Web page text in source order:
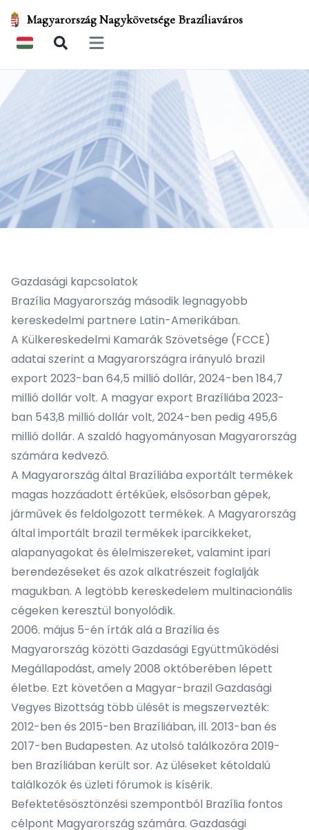
Magyarország Nagykövetsége Brazíliaváros
Open main menu
Gazdasági kapcsolatok
Brazília Magyarország második legnagyobb
kereskedelmi partnere Latin-Amerikában.
A Külkereskedelmi Kamarák Szövetsége (FCCE)
adatai szerint a Magyarországra irányuló brazil
export 2023-ban 64,5 millió dollár, 2024-ben 184,7
millió dollár volt. A magyar export Brazíliába 2023-
ban 543,8 millió dollár volt, 2024-ben pedig 495,6
millió dollár. A szaldó hagyományosan Magyarország
számára kedvező.
A Magyarország által Brazíliába exportált termékek
magas hozzáadott értékűek, elsősorban gépek,
járművek és feldolgozott termékek. A Magyarország
által importált brazil termékek iparcikkeket,
alapanyagokat és élelmiszereket, valamint ipari
berendezéseket és azok alkatrészeit foglalják
magukban. A legtöbb kereskedelem multinacionális
cégeken keresztül bonyolódik.
2006. május 5-én írták alá a Brazília és
Magyarország közötti Gazdasági Együttműködési
Megállapodást, amely 2008 októberében lépett
életbe. Ezt követően a Magyar-brazil Gazdasági
Vegyes Bizottság több ülését is megszervezték:
2012-ben és 2015-ben Brazíliában, ill. 2013-ban és
2017-ben Budapesten. Az utolsó találkozóra 2019-
ben Brazíliában került sor. Az üléseket kétoldalú
találkozók és üzleti fórumok is kísérik.
Befektetésösztönzési szempontból Brazília fontos
célpont Magyarország számára. Gazdasági